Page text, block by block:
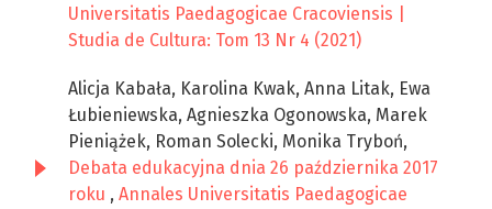
Universitatis Paedagogicae Cracoviensis |
Studia de Cultura: Tom 13 Nr 4 (2021)
Alicja Kabała, Karolina Kwak, Anna Litak, Ewa
Łubieniewska, Agnieszka Ogonowska, Marek
Pieniążek, Roman Solecki, Monika Tryboń,
Debata edukacyjna dnia 26 października 2017
roku , Annales Universitatis Paedagogicae